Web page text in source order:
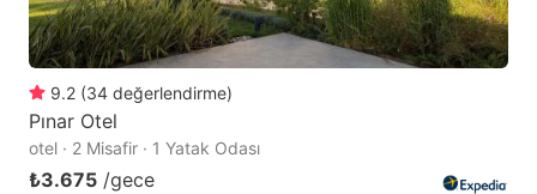
9.2 (34 değerlendirme)
Pınar Otel
otel · 2 Misafir · 1 Yatak Odası
₺3.675 /gece